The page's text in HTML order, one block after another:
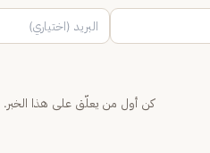
كن أول من يعلّق على هذا الخبر.